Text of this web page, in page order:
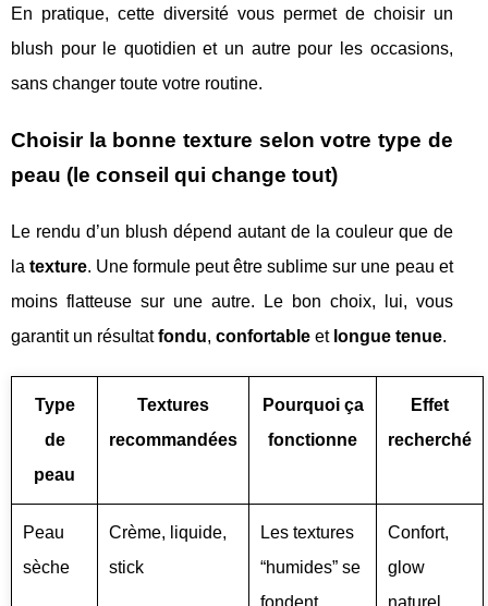
En pratique, cette diversité vous permet de choisir un
blush pour le quotidien et un autre pour les occasions,
sans changer toute votre routine.
Choisir la bonne texture selon votre type de
peau (le conseil qui change tout)
Le rendu d’un blush dépend autant de la couleur que de
latexture. Une formule peut être sublime sur une peau et
moins flatteuse sur une autre. Le bon choix, lui, vous
garantit un résultatfondu, confortable et longue tenue.
Type
de
peau
Textures
recommandées
Pourquoi ça
fonctionne
Effet
recherché
Peau
sèche
Crème, liquide,
stick
Les textures
“humides” se
Confort,
glow